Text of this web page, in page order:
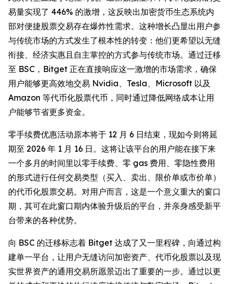
易量实现了 446% 的激增，这反映出加密货币生态系统内
部对便捷股票交易存在爆炸性需求。这种增长凸显出用户参
与传统市场的方式发生了根本性的转变：他们更希望以无缝
衔接、经济实惠且自主掌控的方式参与传统市场。通过迁移
至 BSC，Bitget 正在直接响应这一激增的市场需求，确保
用户能够更高效地交易 Nvidia、Tesla、Microsoft 以及
Amazon 等代币化股票代币，同时通过降低网络成本让用
户能够节省更多资金。
零手续费优惠活动原本将于 12 月 6 日结束，现如今则将延
期至 2026 年 1 月 16 日。这将让该平台的用户能在接下来
一个多月的时间里以零手续费、零 gas 费用、零隐性费用
的形式进行任何交易类型（买入、卖出、限价单或市价单）
的代币化股票交易。对用户而言，这是一个意义重大的窗口
期，其可在此窗口期内体验升级后的平台，并亲身感受新平
台带来的各种优势。
向 BSC 的迁移标志着 Bitget 达成了又一里程碑，向通过构
建单一平台，让用户无缝访问加密资产、代币化股票以及现
实世界资产的通用交易所愿景迈出了重要的一步。通过以更